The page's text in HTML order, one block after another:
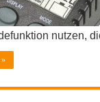
nutzen,